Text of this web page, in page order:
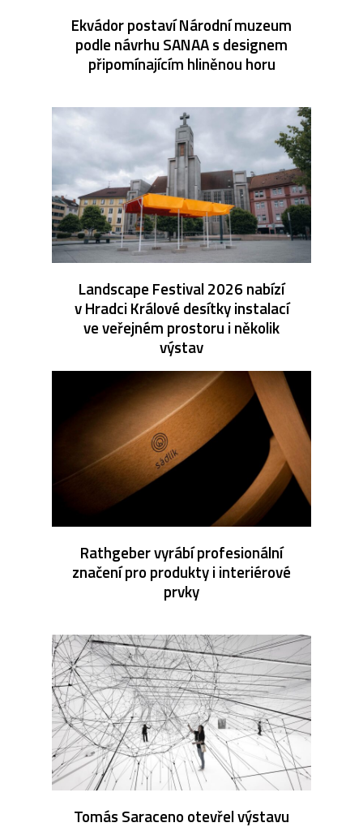
Ekvádor postaví Národní muzeum
podle návrhu SANAA s designem
připomínajícím hliněnou horu
Landscape Festival 2026 nabízí
v Hradci Králové desítky instalací
ve veřejném prostoru i několik
výstav
Rathgeber vyrábí profesionální
značení pro produkty i interiérové
prvky
Tomás Saraceno otevřel výstavu